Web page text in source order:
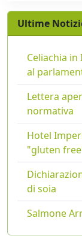
Ultime
Celiachia
al
Lettera
normativa
Hotel
"gluten
di soia
Salmone